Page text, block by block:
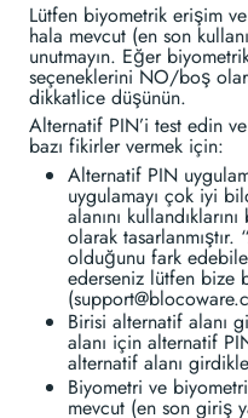
Lütfen biyometrik erişim
hala mevcut (en son
unutmayın. Eğer
seçeneklerini NO/boş
dikkatlice düşünün.
Alternatif PIN’i test edin
bazı fikirler vermek için:
Alternatif PIN
uygulamayı çok iyi
alanını
olarak
olduğunu fark
ederseniz lütfen bize
Birisi alternatif alanı
alanı için alternatif
alternatif alanı
Biyometri ve
mevcut (en son giriş